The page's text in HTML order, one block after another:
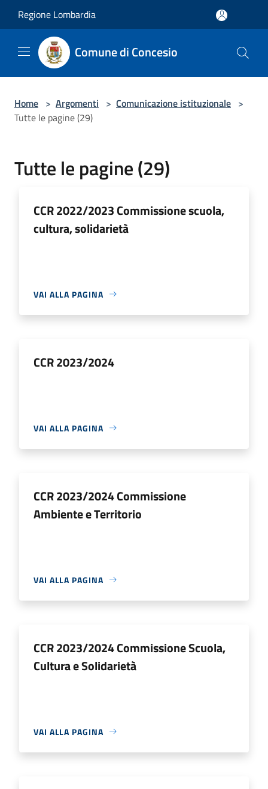
Regione Lombardia
Comune di Concesio
Home > Argomenti > Comunicazione istituzionale >
Tutte le pagine (29)
Tutte le pagine (29)
CCR 2022/2023 Commissione scuola,
cultura, solidarietà
VAI ALLA PAGINA
CCR 2023/2024
VAI ALLA PAGINA
CCR 2023/2024 Commissione
Ambiente e Territorio
VAI ALLA PAGINA
CCR 2023/2024 Commissione Scuola,
Cultura e Solidarietà
VAI ALLA PAGINA